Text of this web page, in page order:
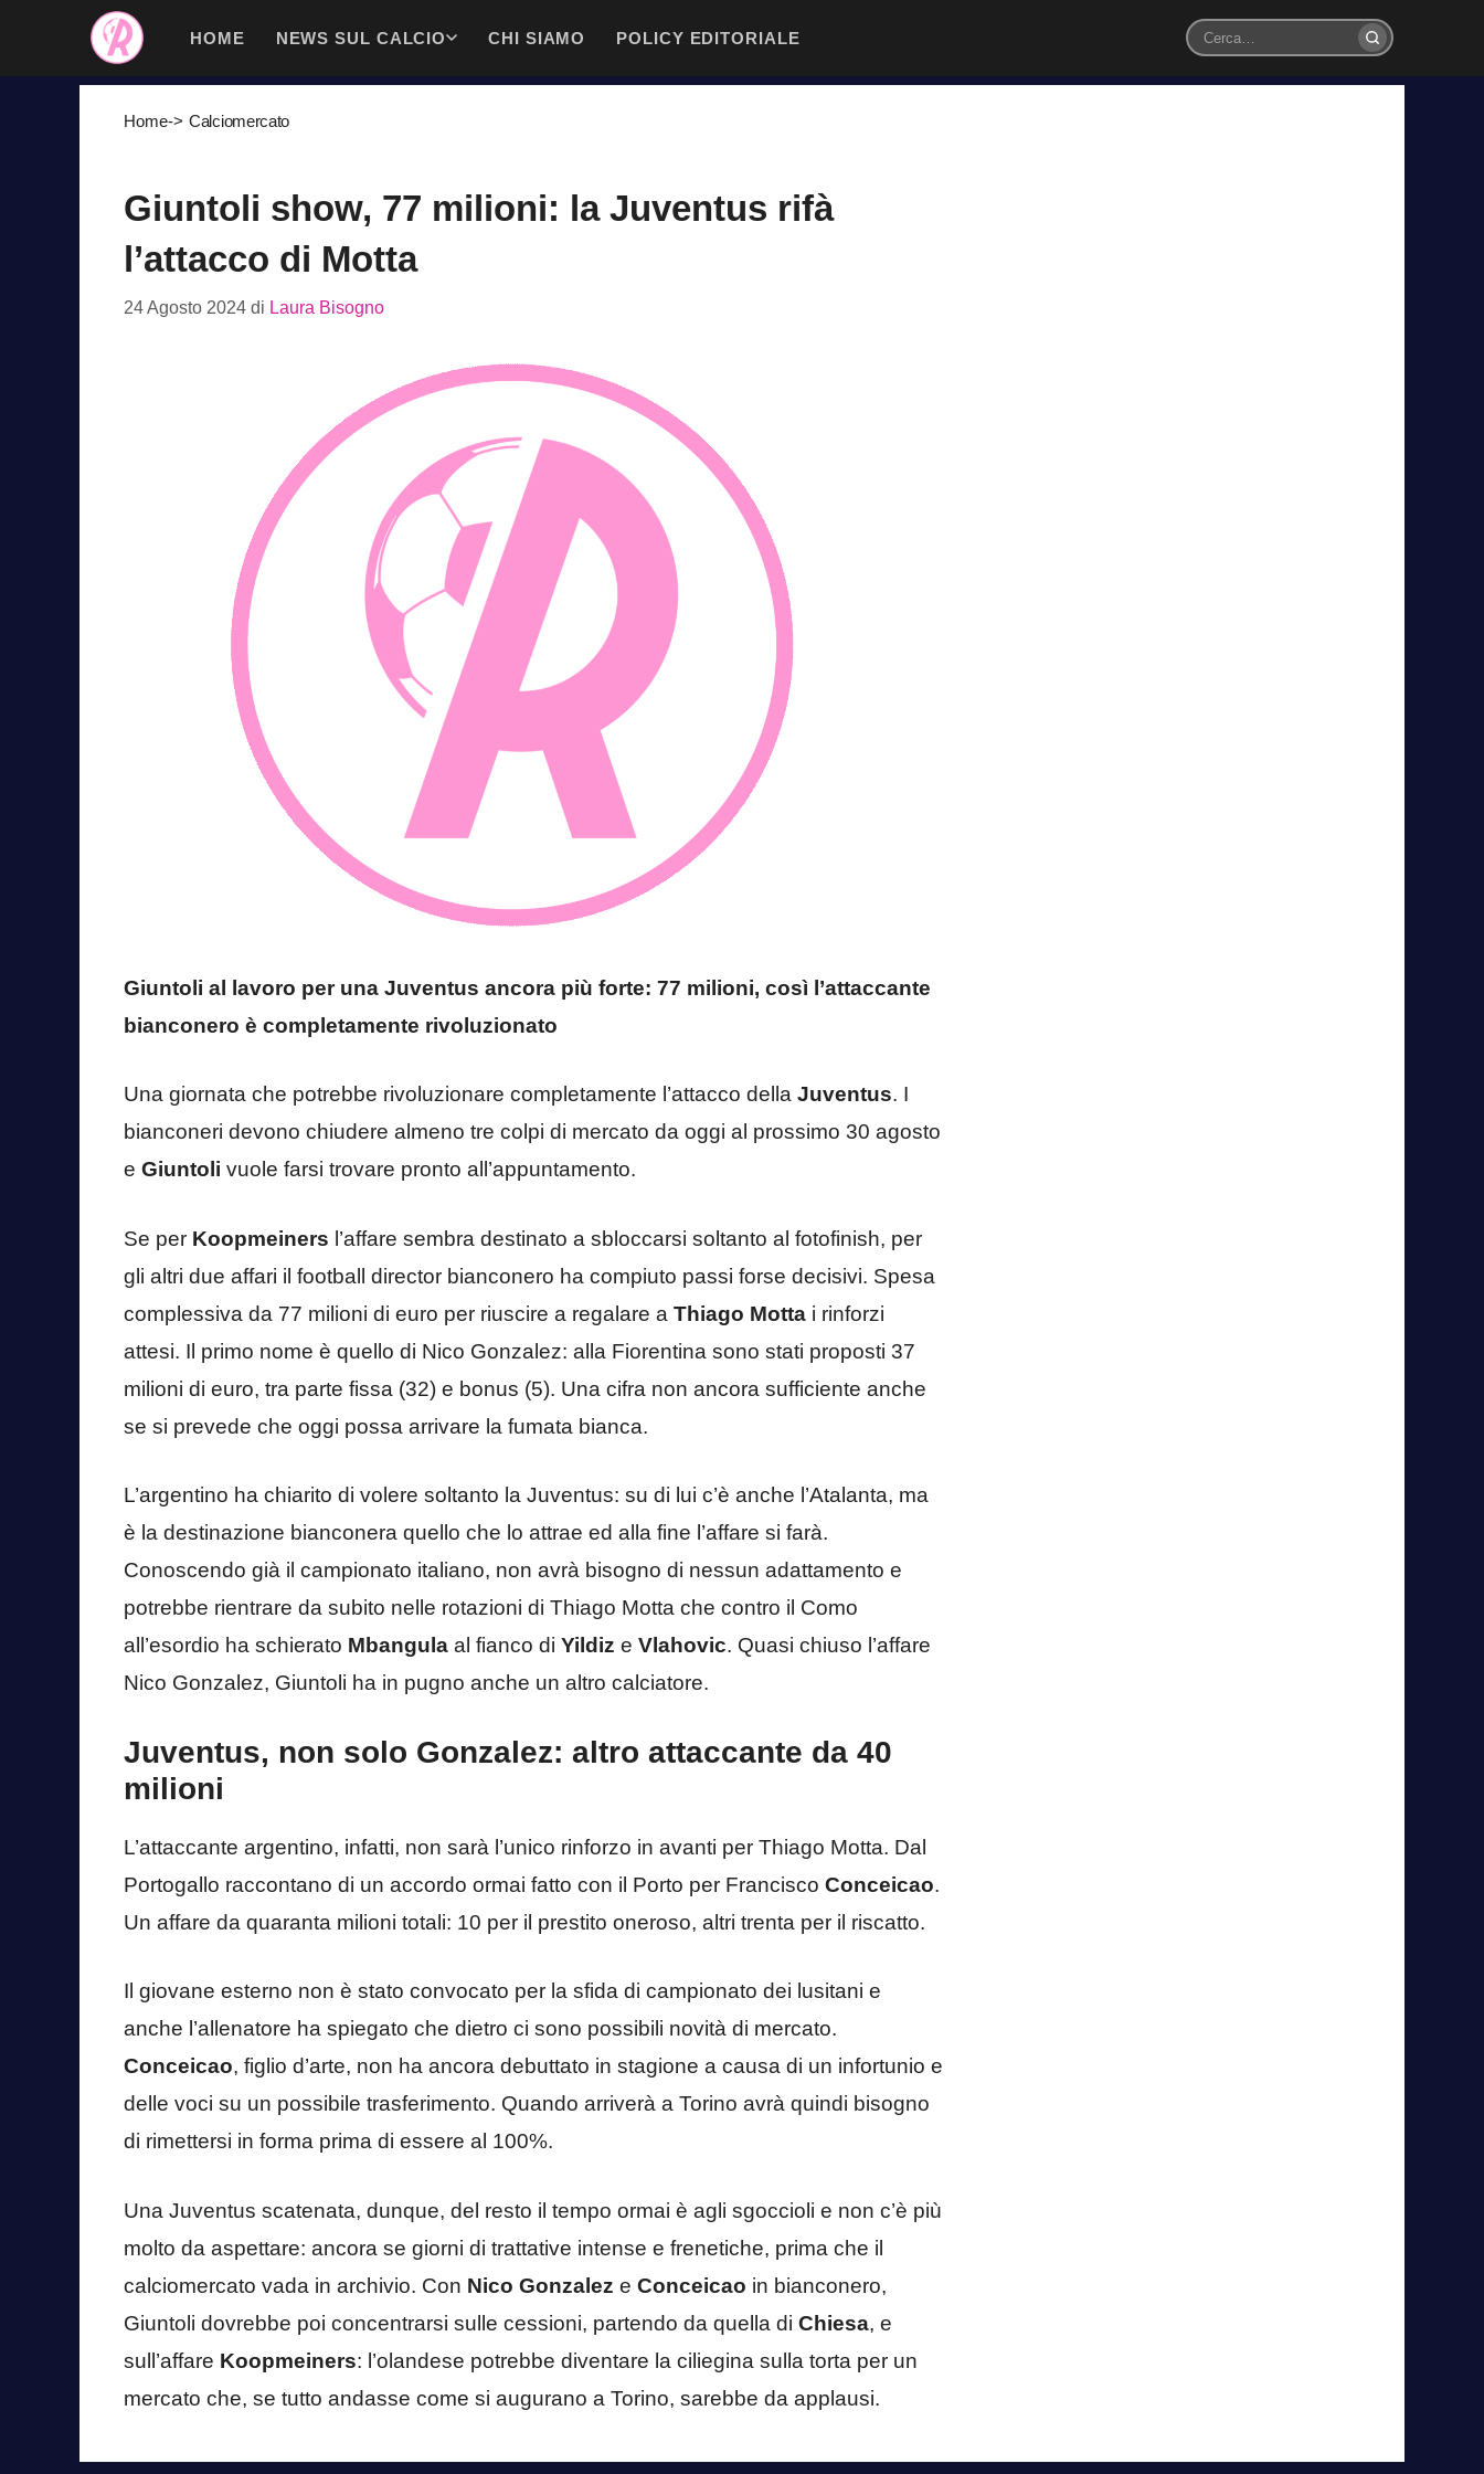
contenuto
HOME NEWS SUL CALCIO CHI SIAMO POLICY EDITORIALE
Cerca
Home-> Calciomercato
Giuntoli show, 77 milioni: la Juventus rifà
l’attacco di Motta
24 Agosto 2024 di Laura Bisogno
Giuntoli al lavoro per una Juventus ancora più forte: 77 milioni, così l’attaccante
bianconero è completamente rivoluzionato
Una giornata che potrebbe rivoluzionare completamente l’attacco della Juventus. I
bianconeri devono chiudere almeno tre colpi di mercato da oggi al prossimo 30 agosto
e Giuntoli vuole farsi trovare pronto all’appuntamento.
Se per Koopmeiners l’affare sembra destinato a sbloccarsi soltanto al fotofinish, per
gli altri due affari il football director bianconero ha compiuto passi forse decisivi. Spesa
complessiva da 77 milioni di euro per riuscire a regalare a Thiago Motta i rinforzi
attesi. Il primo nome è quello di Nico Gonzalez: alla Fiorentina sono stati proposti 37
milioni di euro, tra parte fissa (32) e bonus (5). Una cifra non ancora sufficiente anche
se si prevede che oggi possa arrivare la fumata bianca.
L’argentino ha chiarito di volere soltanto la Juventus: su di lui c’è anche l’Atalanta, ma
è la destinazione bianconera quello che lo attrae ed alla fine l’affare si farà.
Conoscendo già il campionato italiano, non avrà bisogno di nessun adattamento e
potrebbe rientrare da subito nelle rotazioni di Thiago Motta che contro il Como
all’esordio ha schierato Mbangula al fianco di Yildiz e Vlahovic. Quasi chiuso l’affare
Nico Gonzalez, Giuntoli ha in pugno anche un altro calciatore.
Juventus, non solo Gonzalez: altro attaccante da 40
milioni
L’attaccante argentino, infatti, non sarà l’unico rinforzo in avanti per Thiago Motta. Dal
Portogallo raccontano di un accordo ormai fatto con il Porto per Francisco Conceicao.
Un affare da quaranta milioni totali: 10 per il prestito oneroso, altri trenta per il riscatto.
Il giovane esterno non è stato convocato per la sfida di campionato dei lusitani e
anche l’allenatore ha spiegato che dietro ci sono possibili novità di mercato.
Conceicao, figlio d’arte, non ha ancora debuttato in stagione a causa di un infortunio e
delle voci su un possibile trasferimento. Quando arriverà a Torino avrà quindi bisogno
di rimettersi in forma prima di essere al 100%.
Una Juventus scatenata, dunque, del resto il tempo ormai è agli sgoccioli e non c’è più
molto da aspettare: ancora se giorni di trattative intense e frenetiche, prima che il
calciomercato vada in archivio. Con Nico Gonzalez e Conceicao in bianconero,
Giuntoli dovrebbe poi concentrarsi sulle cessioni, partendo da quella di Chiesa, e
sull’affare Koopmeiners: l’olandese potrebbe diventare la ciliegina sulla torta per un
mercato che, se tutto andasse come si augurano a Torino, sarebbe da applausi.